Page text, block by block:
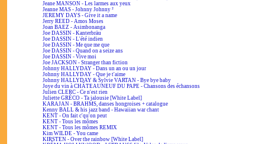
Jeane MANSON - Les larmes aux yeux
Jeanne MAS - Johnny Johnny ²
JEREMY DAYS - Give it a name
Jerry REED - Amos Moses
Joan BAEZ - Asimbonanga
Joe DASSIN - Kanterbräu
Joe DASSIN - L'été indien
Joe DASSIN - Me que me que
Joe DASSIN - Quand on a seize ans
Joe DASSIN - Vive moi
Joe JACKSON - Stranger than fiction
Johnny HALLYDAY - Dans un an ou un jour
Johnny HALLYDAY - Que je t'aime
Johnny HALLYDAY & Sylvie VARTAN - Bye bye baby
Joye du vin à CHÂTEAUNEUF DU PAPE - Chansons des échansons
Julien CLERC - Ce n'est rien
Juliette GRÉCO - Ta jalousie [White Label]
KARAJAN - BRAHMS, danses hongroises + catalogue
Kenny BALL & his jazz band - Hawaiian war chant
KENT - On fait c'qu'on peut
KENT - Tous les mômes
KENT - Tous les mômes REMIX
Kim WILDE - You came
KIRSTEN - Over the rainbow [White Label]